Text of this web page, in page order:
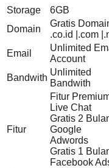
Storage 6GB
Domain
Gratis
.co.id |.com
Email
Unlimited
Account
Bandwith
Unlimited
Bandwith
Fitur
Fitur
Live Chat
Gratis 2
Google
Adwords
Gratis 1
Facebook